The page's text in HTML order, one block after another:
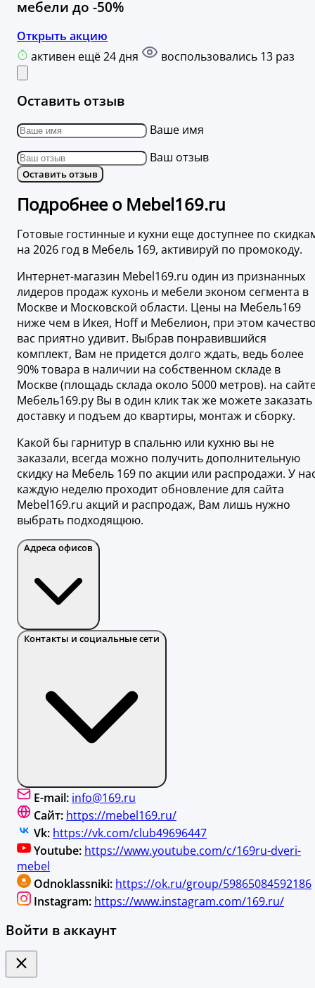
мебели до -50%
Открыть акцию
активен ещё 24 дня
воспользовались 13 раз
Оставить отзыв
Ваше имя
Ваш отзыв
Оставить отзыв
Подробнее о Mebel169.ru
Готовые гостинные и кухни еще доступнее по
на 2026 год в Мебель 169, активируй по промокоду.
Интернет-магазин Mebel169.ru один из признанных
лидеров продаж кухонь и мебели эконом сегмента в
Москве и Московской области. Цены на Мебель169
ниже чем в Икея, Hoff и Мебелион, при этом
вас приятно удивит. Выбрав понравившийся
комплект, Вам не придется долго ждать, ведь более
90% товара в наличии на собственном складе в
Москве (площадь склада около 5000 метров). на
Мебель169.ру Вы в один клик так же можете заказать
доставку и подъем до квартиры, монтаж и сборку.
Какой бы гарнитур в спальню или кухню вы не
заказали, всегда можно получить дополнительную
скидку на Мебель 169 по акции или распродажи. У
каждую неделю проходит обновление для сайта
Mebel169.ru акций и распродаж, Вам лишь нужно
выбрать подходящюю.
Адреса офисов
Контакты и социальные сети
E-mail: info@169.ru
Сайт: https://mebel169.ru/
Vk: https://vk.com/club49696447
Youtube: https://www.youtube.com/c/169ru-dveri-
mebel
Odnoklassniki: https://ok.ru/group/59865084592186
Instagram: https://www.instagram.com/169.ru/
Войти в аккаунт